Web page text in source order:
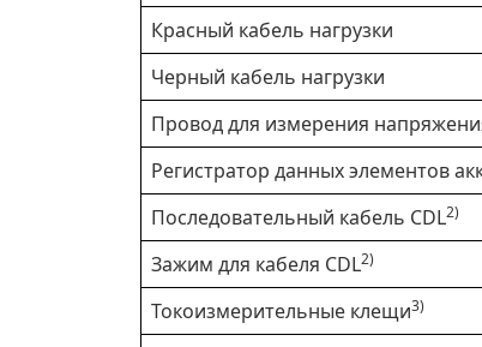
Красный кабель нагрузки
Черный кабель нагрузки
Провод для измерения
Регистратор данных элементов
Последовательный кабель CDL2)
Зажим для кабеля CDL2)
Токоизмерительные клещи3)